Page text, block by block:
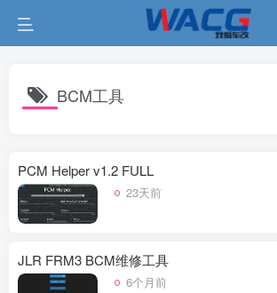
BCM工具
PCM Helper v1.2 FULL
23天前
JLR FRM3 BCM维修工具
6个月前